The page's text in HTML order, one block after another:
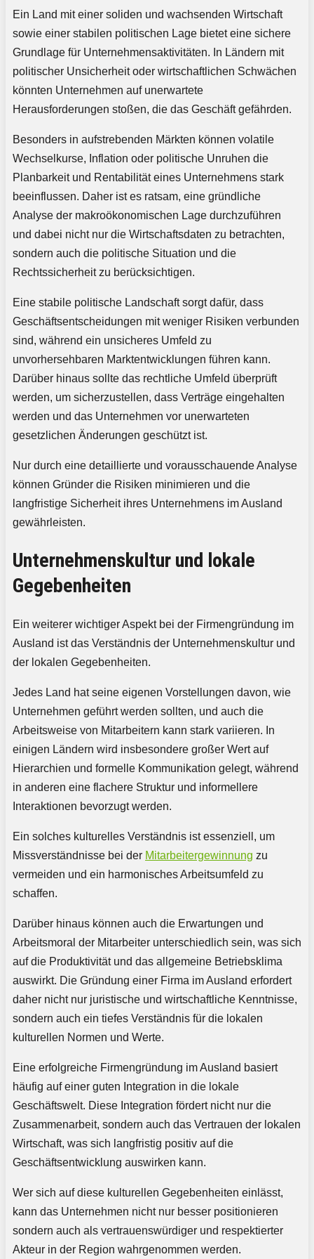
Ein Land mit einer soliden und wachsenden Wirtschaft
sowie einer stabilen politischen Lage bietet eine sichere
Grundlage für Unternehmensaktivitäten. In Ländern mit
politischer Unsicherheit oder wirtschaftlichen Schwächen
könnten Unternehmen auf unerwartete
Herausforderungen stoßen, die das Geschäft gefährden.
Besonders in aufstrebenden Märkten können volatile
Wechselkurse, Inflation oder politische Unruhen die
Planbarkeit und Rentabilität eines Unternehmens stark
beeinflussen. Daher ist es ratsam, eine gründliche
Analyse der makroökonomischen Lage durchzuführen
und dabei nicht nur die Wirtschaftsdaten zu betrachten,
sondern auch die politische Situation und die
Rechtssicherheit zu berücksichtigen.
Eine stabile politische Landschaft sorgt dafür, dass
Geschäftsentscheidungen mit weniger Risiken verbunden
sind, während ein unsicheres Umfeld zu
unvorhersehbaren Marktentwicklungen führen kann.
Darüber hinaus sollte das rechtliche Umfeld überprüft
werden, um sicherzustellen, dass Verträge eingehalten
werden und das Unternehmen vor unerwarteten
gesetzlichen Änderungen geschützt ist.
Nur durch eine detaillierte und vorausschauende Analyse
können Gründer die Risiken minimieren und die
langfristige Sicherheit ihres Unternehmens im Ausland
gewährleisten.
Unternehmenskultur und lokale
Gegebenheiten
Ein weiterer wichtiger Aspekt bei der Firmengründung im
Ausland ist das Verständnis der Unternehmenskultur und
der lokalen Gegebenheiten.
Jedes Land hat seine eigenen Vorstellungen davon, wie
Unternehmen geführt werden sollten, und auch die
Arbeitsweise von Mitarbeitern kann stark variieren. In
einigen Ländern wird insbesondere großer Wert auf
Hierarchien und formelle Kommunikation gelegt, während
in anderen eine flachere Struktur und informellere
Interaktionen bevorzugt werden.
Ein solches kulturelles Verständnis ist essenziell, um
Missverständnisse bei der Mitarbeitergewinnung zu
vermeiden und ein harmonisches Arbeitsumfeld zu
schaffen.
Darüber hinaus können auch die Erwartungen und
Arbeitsmoral der Mitarbeiter unterschiedlich sein, was sich
auf die Produktivität und das allgemeine Betriebsklima
auswirkt. Die Gründung einer Firma im Ausland erfordert
daher nicht nur juristische und wirtschaftliche Kenntnisse,
sondern auch ein tiefes Verständnis für die lokalen
kulturellen Normen und Werte.
Eine erfolgreiche Firmengründung im Ausland basiert
häufig auf einer guten Integration in die lokale
Geschäftswelt. Diese Integration fördert nicht nur die
Zusammenarbeit, sondern auch das Vertrauen der lokalen
Wirtschaft, was sich langfristig positiv auf die
Geschäftsentwicklung auswirken kann.
Wer sich auf diese kulturellen Gegebenheiten einlässt,
kann das Unternehmen nicht nur besser positionieren
sondern auch als vertrauenswürdiger und respektierter
Akteur in der Region wahrgenommen werden.